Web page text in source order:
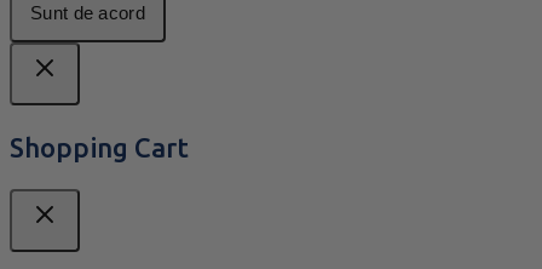
Sunt de acord
Shopping Cart